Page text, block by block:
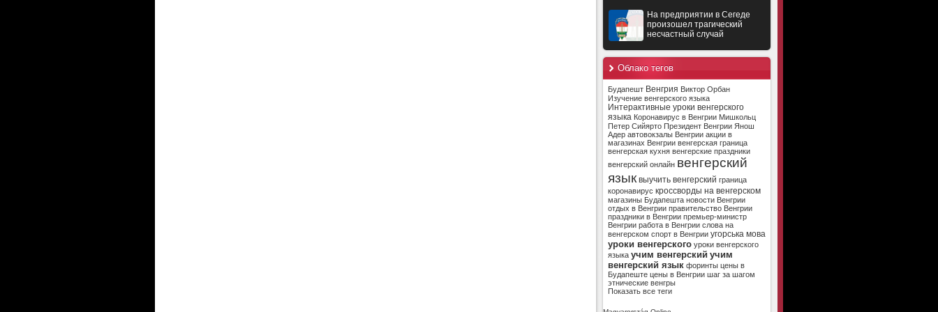
На предприятии в Сегеде
произошел трагический
несчастный случай
Облако тегов
Будапешт Венгрия Виктор Орбан
Изучение венгерского языка
Интерактивные уроки венгерского
языка Коронавирус в Венгрии Мишкольц
Петер Сийярто Президент Венгрии Янош
Адер автовокзалы Венгрии акции в
магазинах Венгрии венгерская граница
венгерская кухня венгерские праздники
венгерский онлайн венгерский
язык выучить венгерский граница
коронавирус кроссворды на венгерском
магазины Будапешта новости Венгрии
отдых в Венгрии правительство Венгрии
праздники в Венгрии премьер-министр
Венгрии работа в Венгрии слова на
венгерском спорт в Венгрии угорська мова
уроки венгерского уроки венгерского
языка учим венгерский учим
венгерский язык форинты цены в
Будапеште цены в Венгрии шаг за шагом
этнические венгры
Показать все теги